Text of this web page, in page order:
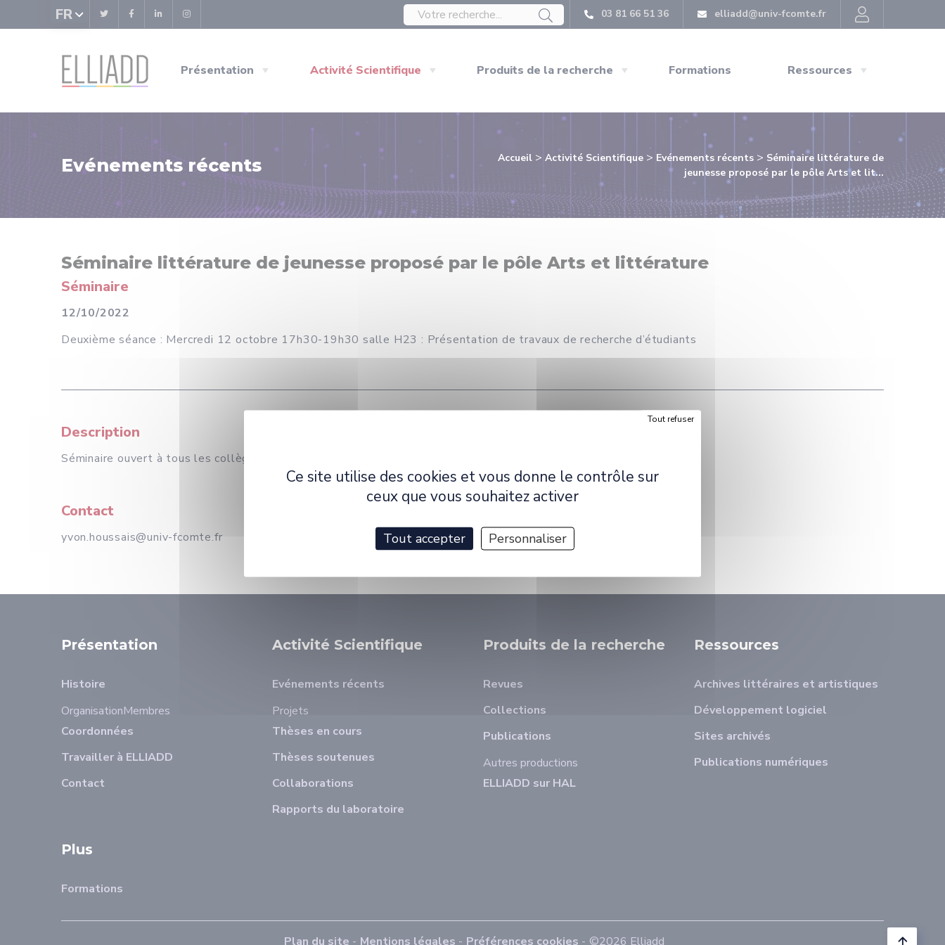
03 81 66 51 36 elliadd@univ-fcomte.fr
Présentation Activité Scientifique Produits de la recherche Formations Ressources
FR
Evénements récents Accueil > Activité Scientifique > Evénements récents > Séminaire littérature de
jeunesse proposé par le pôle Arts et lit...
Séminaire littérature de jeunesse proposé par le pôle Arts et littérature
Séminaire
12/10/2022
Deuxième séance : Mercredi 12 octobre 17h30-19h30 salle H23 : Présentation de travaux de recherche d’étudiants
Description
Séminaire ouvert à tous les collègues, les doctorants, les étudiants de master.
Contact
yvon.houssais@univ-fcomte.fr
Présentation
Histoire
OrganisationMembres
Coordonnées
Travailler à ELLIADD
Contact
Activité Scientifique
Evénements récents
Projets
Thèses en cours
Thèses soutenues
Collaborations
Rapports du laboratoire
Produits de la recherche
Revues
Collections
Publications
Autres productions
ELLIADD sur HAL
Ressources
Archives littéraires et artistiques
Développement logiciel
Sites archivés
Publications numériques
Plus
Formations
Plan du site Mentions légales Préférences cookies ©2026 Elliadd
Panneau de gestion des cookies
Ce site utilise des cookies et vous donne le contrôle sur
ceux que vous souhaitez activer
Tout accepter
Tout refuser
Personnaliser